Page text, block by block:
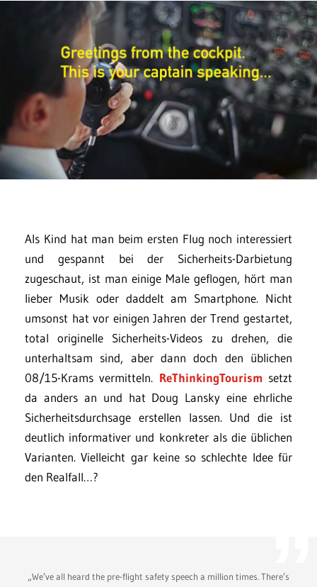
Als Kind hat man beim ersten Flug noch interessiert
und gespannt bei der Sicherheits-Darbietung
zugeschaut, ist man einige Male geflogen, hört man
lieber Musik oder daddelt am Smartphone. Nicht
umsonst hat vor einigen Jahren der Trend gestartet,
total originelle Sicherheits-Videos zu drehen, die
unterhaltsam sind, aber dann doch den üblichen
08/15-Krams vermitteln. ReThinkingTourism setzt
da anders an und hat Doug Lansky eine ehrliche
Sicherheitsdurchsage erstellen lassen. Und die ist
deutlich informativer und konkreter als die üblichen
Varianten. Vielleicht gar keine so schlechte Idee für
den Realfall…?
„We’ve all heard the pre-flight safety speech a million times. There’s